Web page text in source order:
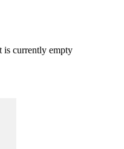
is currently empty